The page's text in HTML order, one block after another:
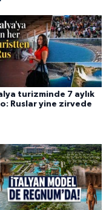
turizminde 7 aylık
Ruslar yine zirvede